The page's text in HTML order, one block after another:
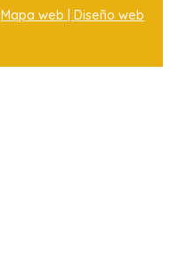
Mapa web | Diseño web